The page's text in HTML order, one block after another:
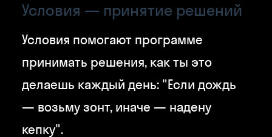
Условия — принятие решений
Условия помогают программе
принимать решения, как ты это
делаешь каждый день: "Если дождь
— возьму зонт, иначе — надену
кепку".